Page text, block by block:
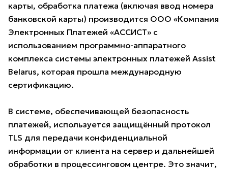
карты, обработка платежа (включая ввод номера
банковской карты) производится ООО «Компания
Электронных Платежей «АССИСТ» с
использованием программно-аппаратного
комплекса системы электронных платежей Assist
Belarus, которая прошла международную
сертификацию.
В системе, обеспечивающей безопасность
платежей, используется защищённый протокол
TLS для передачи конфиденциальной
информации от клиента на сервер и дальнейшей
обработки в процессинговом центре. Это значит,